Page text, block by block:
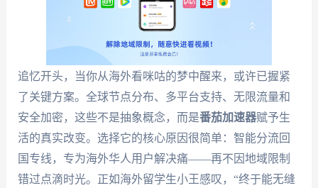
追忆开头，当你从海外看咪咕的梦中醒来，或许已握紧
了关键方案。全球节点分布、多平台支持、无限流量和
安全加密，这些不是抽象概念，而是番茄加速器赋予生
活的真实改变。选择它的核心原因很简单：智能分流回
国专线，专为海外华人用户解决痛——再不因地域限制
错过点滴时光。正如海外留学生小王感叹，“终于能无缝